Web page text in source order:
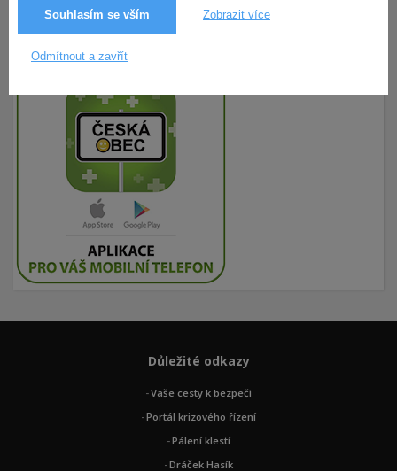
Souhlasím se vším Zobrazit více
Odmítnout a zavřít
Důležité odkazy
Vaše cesty k bezpečí
Portál krizového řízení
Pálení klestí
Dráček Hasík